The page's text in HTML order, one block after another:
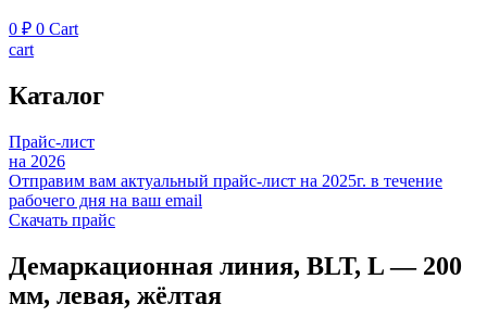
0 ₽ 0 Cart
cart
Каталог
Прайс-лист
на 2026
Отправим вам актуальный прайс-лист на 2025г. в течение
рабочего дня на ваш email
Скачать прайс
Демаркационная линия, BLT, L — 200
мм, левая, жёлтая